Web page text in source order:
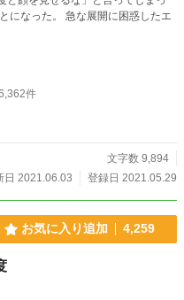
になった。 急な展開に困惑したエ
件
文字数 9,894
日 2021.06.03
登録日 2021.05.29
お気に入り追加 4,259